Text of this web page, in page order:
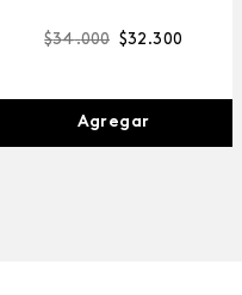
$34.000 $32 .300
Agregar